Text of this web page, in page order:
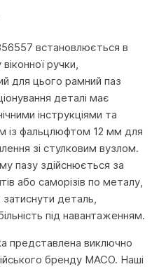
встановлюється в
ручки,
для цього рамний паз
деталі має
інструкціями та
із фальцлюфтом 12 мм для
зі стулковим вузлом.
пазу здійснюється за
або саморізів по металу,
затиснути деталь,
під навантаженням.
представлена виключно
бренду MACO. Наші